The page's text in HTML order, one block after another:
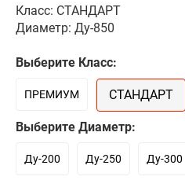
Класс: СТАНДАРТ
Диаметр: Ду-850
Выберите Класс:
ПРЕМИУМ СТАНДАРТ
Выберите Диаметр:
Ду-200 Ду-250 Ду-300